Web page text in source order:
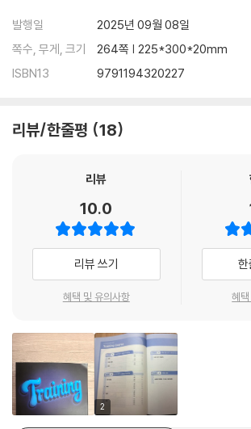
발행일
2025년 09월 08일
쪽수, 무게, 크기
264쪽 | 225*300*20mm
ISBN13
9791194320227
리뷰/한줄평 18
리뷰
10.0
리뷰 쓰기
혜택 및 유의사항
한
혜
2